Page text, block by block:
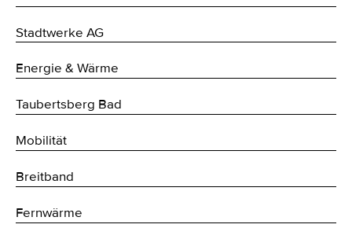
Stadtwerke AG
Energie & Wärme
Taubertsberg Bad
Mobilität
Breitband
Fernwärme